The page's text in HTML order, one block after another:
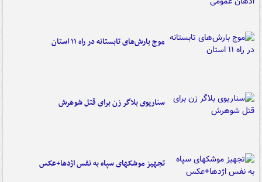
موج بارش‌های تابستانه در راه ۱۱ استان
سناریوی بلاگر زن برای قتل شوهرش
تجهیز موشکهای سپاه به نفس اژدها+عکس